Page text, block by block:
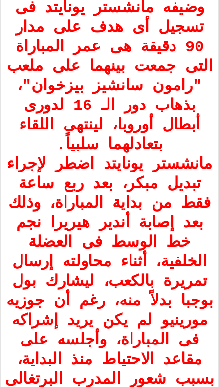
وضيفه مانشستر يونايتد فى
تسجيل أى هدف على مدار
90 دقيقة هى عمر المباراة
التى جمعت بينهما على ملعب
"رامون سانشيز بيزخوان"،
بذهاب دور الـ 16 لدورى
أبطال أوروبا، لينتهى اللقاء
بتعادلهما سلبياً.
مانشستر يونايتد اضطر لإجراء
تبديل مبكر، بعد ربع ساعة
فقط من بداية المباراة، وذلك
بعد إصابة أندير هيريرا نجم
خط الوسط فى العضلة
الخلفية، أثناء محاولته إرسال
تمريرة بالكعب، ليشارك بول
بوجبا بدلاً منه، رغم أن جوزيه
مورينيو لم يكن يريد إشراكه
فى المباراة، وأجلسه على
مقاعد الاحتياط منذ البداية،
بسبب شعور المدرب البرتغالى